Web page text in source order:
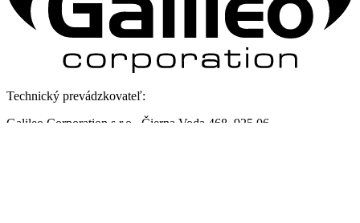
Technický prevádzkovateľ:
Galileo Corporation s.r.o., Čierna Voda 468, 925 06